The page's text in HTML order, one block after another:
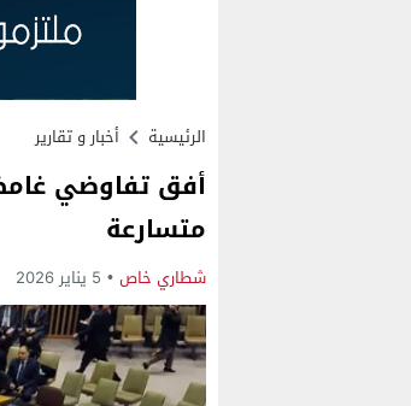
الرئيسية أخبار و تقارير
أفق تفاوضي
متسارعة
شطاري خاص 5 يناير 2026